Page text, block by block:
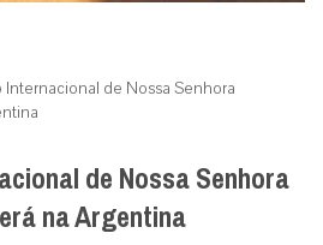
Internacional de Nossa Senhora
de Nossa Senhora
na Argentina